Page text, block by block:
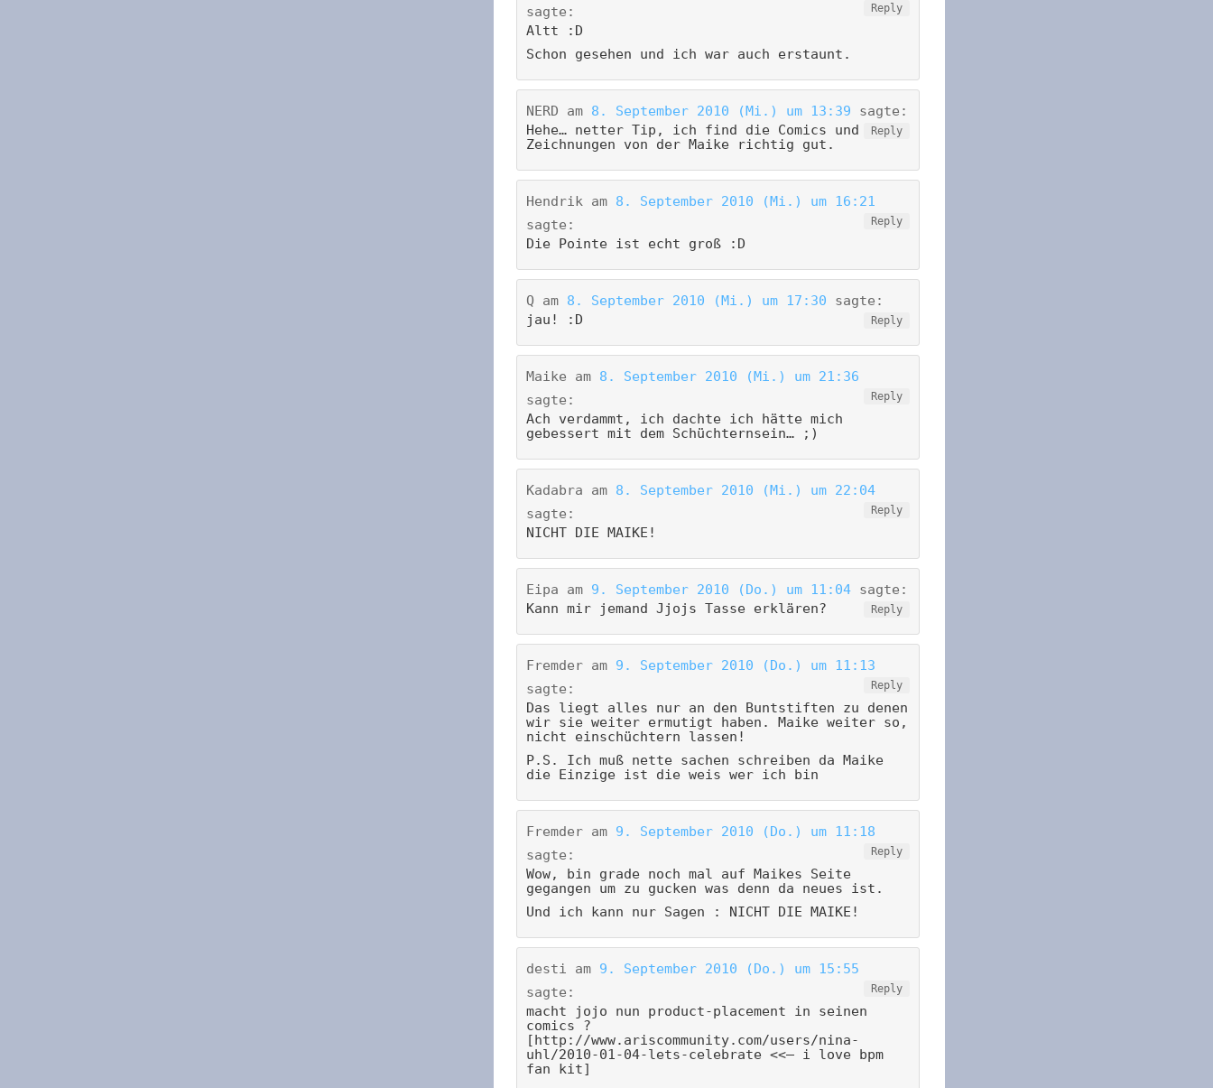
sagte:
Reply
Altt :D
Schon gesehen und ich war auch erstaunt.
NERD am 8. September 2010 (Mi.) um 13:39 sagte:
Reply
Hehe… netter Tip, ich find die Comics und
Zeichnungen von der Maike richtig gut.
Hendrik am 8. September 2010 (Mi.) um 16:21
sagte:
Reply
Die Pointe ist echt groß :D
Q am 8. September 2010 (Mi.) um 17:30 sagte:
Reply
jau! :D
Maike am 8. September 2010 (Mi.) um 21:36
sagte:
Reply
Ach verdammt, ich dachte ich hätte mich
gebessert mit dem Schüchternsein… ;)
Kadabra am 8. September 2010 (Mi.) um 22:04
sagte:
Reply
NICHT DIE MAIKE!
Eipa am 9. September 2010 (Do.) um 11:04 sagte:
Reply
Kann mir jemand Jjojs Tasse erklären?
Fremder am 9. September 2010 (Do.) um 11:13
sagte:
Reply
Das liegt alles nur an den Buntstiften zu denen
wir sie weiter ermutigt haben. Maike weiter so,
nicht einschüchtern lassen!
P.S. Ich muß nette sachen schreiben da Maike
die Einzige ist die weis wer ich bin
Fremder am 9. September 2010 (Do.) um 11:18
sagte:
Reply
Wow, bin grade noch mal auf Maikes Seite
gegangen um zu gucken was denn da neues ist.
Und ich kann nur Sagen : NICHT DIE MAIKE!
desti am 9. September 2010 (Do.) um 15:55
sagte:
Reply
macht jojo nun product-placement in seinen
comics ?
[http://www.ariscommunity.com/users/nina-
uhl/2010-01-04-lets-celebrate <<– i love bpm
fan kit]